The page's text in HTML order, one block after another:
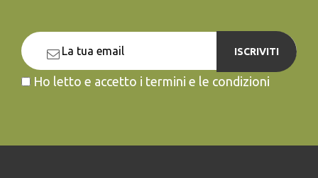
ISCRIVITI
Ho letto e accetto i termini e le condizioni